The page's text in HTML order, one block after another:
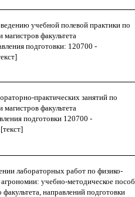
учебной полевой практики по
факультета
подготовки: 120700 -
практических занятий по
факультета
подготовки 120700 -
лабораторных работ по физико-
учебно-методическое
направлений подготовки